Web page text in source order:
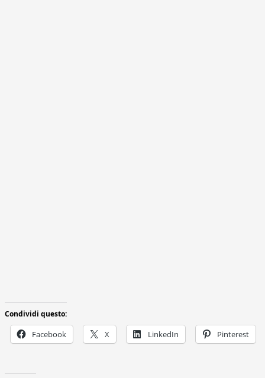
Condividi questo:
Facebook X LinkedIn Pinterest